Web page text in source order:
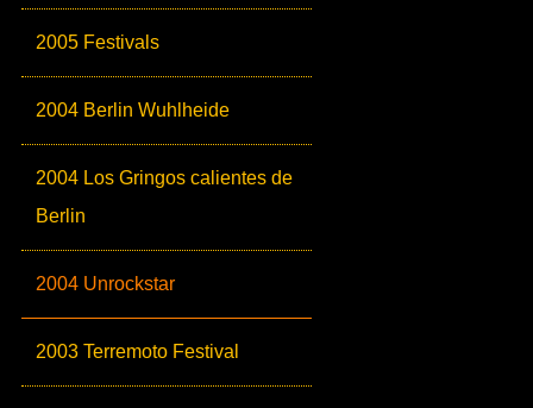
2005 Festivals
2004 Berlin Wuhlheide
2004 Los Gringos calientes de
Berlin
2004 Unrockstar
2003 Terremoto Festival